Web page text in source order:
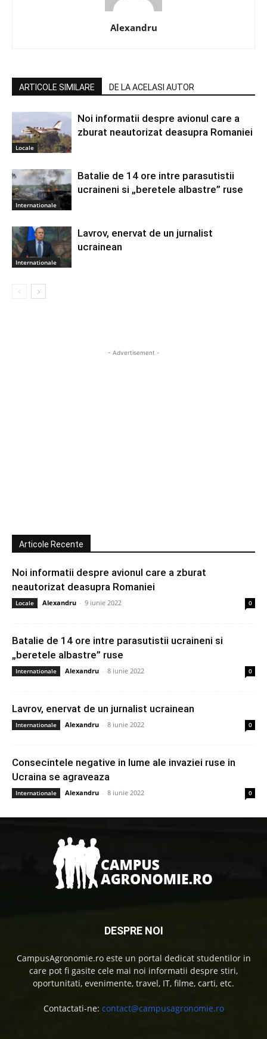
Alexandru
ARTICOLE SIMILARE DE LA ACELASI AUTOR
Locale
Noi informatii despre avionul care a
zburat neautorizat deasupra Romaniei
Internationale
Batalie de 14 ore intre parasutistii
ucraineni si „beretele albastre” ruse
Internationale
Lavrov, enervat de un jurnalist
ucrainean
- Advertisement -
Articole Recente
Noi informatii despre avionul care a zburat
neautorizat deasupra Romaniei
Locale Alexandru - 9 iunie 2022 0
Batalie de 14 ore intre parasutistii ucraineni si
„beretele albastre” ruse
Internationale Alexandru - 8 iunie 2022 0
Lavrov, enervat de un jurnalist ucrainean
Internationale Alexandru - 8 iunie 2022 0
Consecintele negative in lume ale invaziei ruse in
Ucraina se agraveaza
Internationale Alexandru - 8 iunie 2022 0
DESPRE NOI
CampusAgronomie.ro este un portal dedicat studentilor in
care pot fi gasite cele mai noi informatii despre stiri,
oportunitati, evenimente, travel, IT, filme, carti, etc.
Contactati-ne: contact@campusagronomie.ro